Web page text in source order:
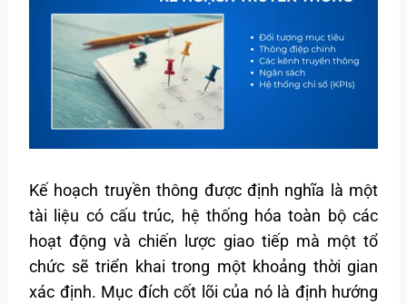
Kế hoạch truyền thông được định nghĩa là một
tài liệu có cấu trúc, hệ thống hóa toàn bộ các
hoạt động và chiến lược giao tiếp mà một tổ
chức sẽ triển khai trong một khoảng thời gian
xác định. Mục đích cốt lõi của nó là định hướng